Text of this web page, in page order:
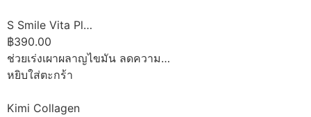
S Smile Vita Pl…
฿390.00
ช่วยเร่งเผาผลาญไขมัน ลดความ…
หยิบใส่ตะกร้า
Kimi Collagen